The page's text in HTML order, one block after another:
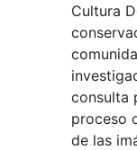
Cultura
consulta
proceso
de las